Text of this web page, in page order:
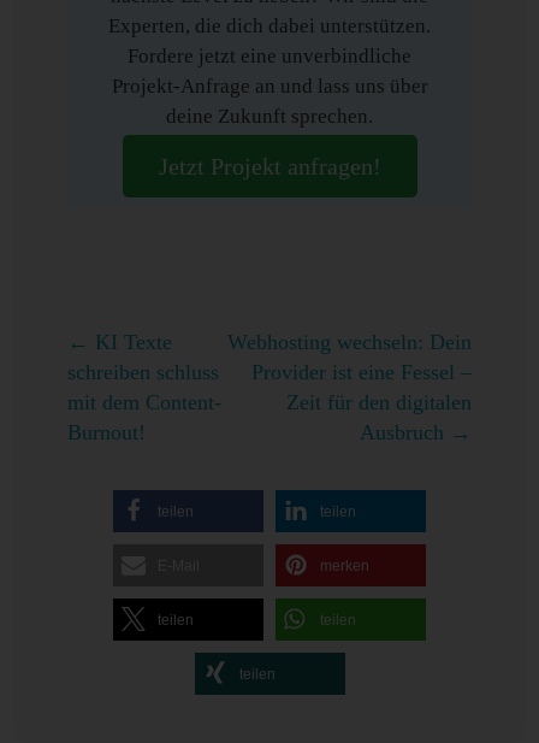
Experten, die dich dabei unterstützen.
Fordere jetzt eine unverbindliche
Projekt-Anfrage an und lass uns über
deine Zukunft sprechen.
Jetzt Projekt anfragen!
← KI Texte
schreiben schluss
mit dem Content-
Burnout!
Webhosting wechseln: Dein
Provider ist eine Fessel –
Zeit für den digitalen
Ausbruch →
teilen teilen
merken
teilen teilen
teilen